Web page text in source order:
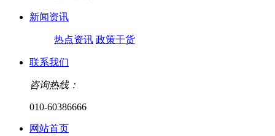
新闻资讯
热点资讯 政策干货
联系我们
咨询热线：
010-60386666
网站首页